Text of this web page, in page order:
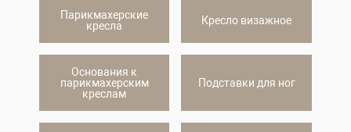
Парикмахерские
кресла
Кресло визажное
Основания к
парикмахерским
креслам
Подставки для ног